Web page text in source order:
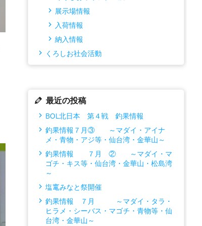
展示場情報
入荷情報
納入情報
くろしお社会活動
最近の投稿
BOL北日本 第４戦 釣果情報
釣果情報７月③ ～マダイ・アイナ
メ・青物・アジ等・仙台湾・金華山～
釣果情報 ７月 ② ～マダイ・マ
ゴチ・キス等・仙台湾・金華山・松島湾
～
塩竃みなと祭開催
釣果情報 ７月 ～マダイ・タラ・
ヒラメ・シーバス・マゴチ・青物等・仙
台湾・金華山～